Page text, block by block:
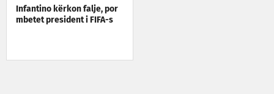
Infantino kërkon falje, por
mbetet president i FIFA-s